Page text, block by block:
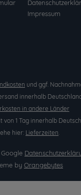
Impressum
und ggf.
innerhalb
in andere Länder
1 Tag innerhalb
hier: Lieferzeiten.
Google
by Orangebytes